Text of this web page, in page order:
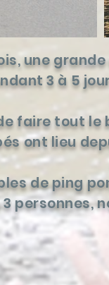
une
3 à 5
faire tout le
ont lieu
de ping
personnes,